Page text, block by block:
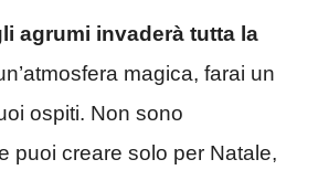
agrumi invaderà tutta la
magica, farai un
ospiti. Non sono
puoi creare solo per Natale,